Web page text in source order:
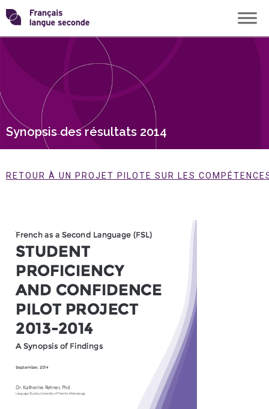
Skip
to
content
Transformons
langue
Synopsis des résultats 2014
RETOUR À UN PROJET PILOTE SUR LES